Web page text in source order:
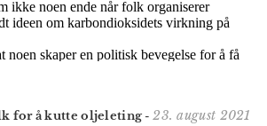
for å kutte oljeleting -23. august 2021